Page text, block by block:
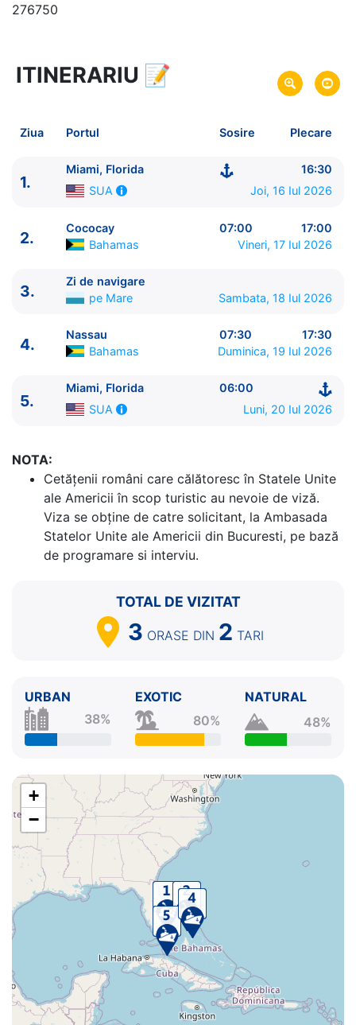
276750
5 zile vacanta de croaziera in
link oferta
Plecare pe 16 Iul 2026 din Miami, Florida, SUA
Royal Caribbean International
ITINERARIU
Ziua | Portul | Sosire - Plecare
1. Miami, Florida
Cococay Bahamas 07:00 - 17:00
Zi de navigare pe Mare 0:00 - 0:00
Nassau Bahamas 07:30 - 17:30
Miami, Florida SUA 06:00 - ⚓
ITINERARIU 📝
Ziua Portul Sosire Plecare
1.
Miami, Florida
16:30
SUA
Joi, 16 Iul 2026
2.
Cococay 07:00
17:00
Bahamas
Vineri, 17 Iul 2026
3.
Zi de navigare
pe Mare
Sambata, 18 Iul 2026
4.
Nassau 07:30
17:30
Bahamas
Duminica, 19 Iul 2026
5.
Miami, Florida
06:00
SUA
Luni, 20 Iul 2026
NOTA:
Cetăţenii români care călătoresc în Statele Unite
ale Americii în scop turistic au nevoie de viză.
Viza se obține de catre solicitant, la Ambasada
Statelor Unite ale Americii din Bucuresti, pe bază
de programare si interviu.
TOTAL DE VIZITAT
3 ORASE DIN 2 TARI
URBAN
38%
EXOTIC
80%
NATURAL
48%
+
−